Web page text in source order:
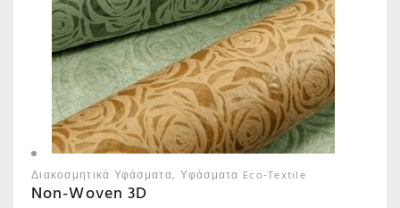
Διακοσμητικά Υφάσματα Υφάσματα Eco-Textile
Non-Woven 3D